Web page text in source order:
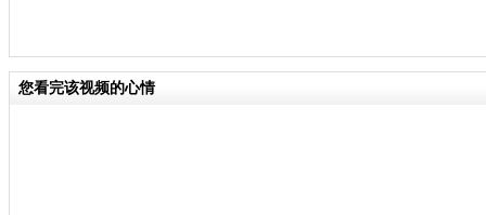
您看完该视频的心情